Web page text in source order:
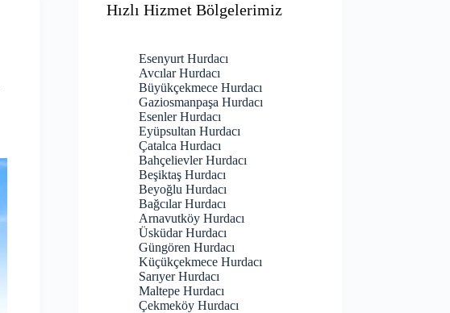
Hızlı Hizmet Bölgelerimiz
Esenyurt Hurdacı
Avcılar Hurdacı
Büyükçekmece Hurdacı
Gaziosmanpaşa Hurdacı
Esenler Hurdacı
Eyüpsultan Hurdacı
Çatalca Hurdacı
Bahçelievler Hurdacı
Beşiktaş Hurdacı
Beyoğlu Hurdacı
Bağcılar Hurdacı
Arnavutköy Hurdacı
Üsküdar Hurdacı
Güngören Hurdacı
Küçükçekmece Hurdacı
Sarıyer Hurdacı
Maltepe Hurdacı
Çekmeköy Hurdacı